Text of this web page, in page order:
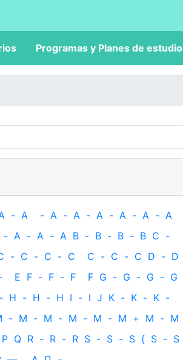
Programas y Planes de estudio
- A - A - A - A - A - A - A
- A - A - A B - B - B - B C -
- C - C - C C - C - C D - D
E F - F - F F G - G - G - G
- H - H - H I - I J K - K - K -
- M - M - M - M - M + M - M
P Q R - R - R S - S - S { S - S